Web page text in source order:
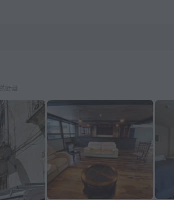
距離
訂